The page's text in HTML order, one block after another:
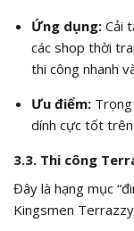
Ứng dụng:Cải
các shop thời
thi công nhanh
Ưu điểm:Trọng
dính cực tốt trên
3.3. Thi công
Đây là hạng mục
Kingsmen